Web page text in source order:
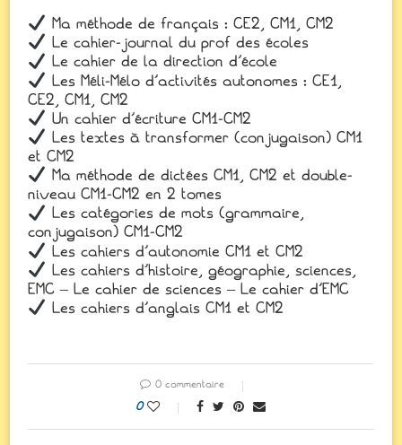
Ma méthode de français : CE2, CM1, CM2
Le cahier-journal du prof des écoles
Le cahier de la direction d’école
Les Méli-Mélo d’activités autonomes : CE1,
CE2, CM1, CM2
Un cahier d’écriture CM1-CM2
Les textes à transformer (conjugaison) CM1
et CM2
Ma méthode de dictées CM1, CM2 et double-
niveau CM1-CM2 en 2 tomes
Les catégories de mots (grammaire,
conjugaison) CM1-CM2
Les cahiers d’autonomie CM1 et CM2
Les cahiers d’histoire, géographie, sciences,
EMC – Le cahier de sciences – Le cahier d’EMC
Les cahiers d’anglais CM1 et CM2
0 commentaire
0